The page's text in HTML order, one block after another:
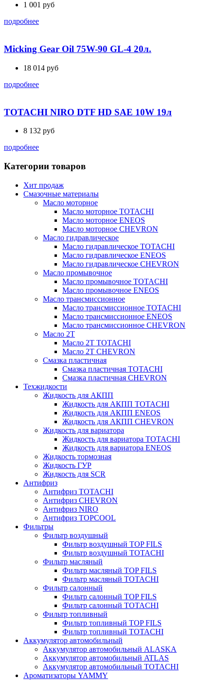
1 001 руб
подробнее
Micking Gear Oil 75W-90 GL-4 20л.
18 014 руб
подробнее
TOTACHI NIRO DTF HD SAE 10W 19л
8 132 руб
подробнее
Категории товаров
Хит продаж
Смазочные материалы
Масло моторное
Масло моторное TOTACHI
Масло моторное ENEOS
Масло моторное CHEVRON
Масло гидравлическое
Масло гидравлическое TOTACHI
Масло гидравлическое ENEOS
Масло гидравлическое CHEVRON
Масло промывочное
Масло промывочное TOTACHI
Масло промывочное ENEOS
Масло трансмиссионное
Масло трансмиссионное TOTACHI
Масло трансмиссионное ENEOS
Масло трансмиссионное CHEVRON
Масло 2Т
Масло 2Т TOTACHI
Масло 2Т CHEVRON
Смазка пластичная
Смазка пластичная TOTACHI
Смазка пластичная CHEVRON
Техжидкости
Жидкость для АКПП
Жидкость для АКПП TOTACHI
Жидкость для АКПП ENEOS
Жидкость для АКПП CHEVRON
Жидкость для вариатора
Жидкость для вариатора TOTACHI
Жидкость для вариатора ENEOS
Жидкость тормозная
Жидкость ГУР
Жидкость для SCR
Антифриз
Антифриз TOTACHI
Антифриз CHEVRON
Антифриз NIRO
Антифриз TOPCOOL
Фильтры
Фильтр воздушный
Фильтр воздушный TOP FILS
Фильтр воздушный TOTACHI
Фильтр масляный
Фильтр масляный TOP FILS
Фильтр масляный TOTACHI
Фильтр салонный
Фильтр салонный TOP FILS
Фильтр салонный TOTACHI
Фильтр топливный
Фильтр топливный TOP FILS
Фильтр топливный TOTACHI
Аккумулятор автомобильный
Аккумулятор автомобильный ALASKA
Аккумулятор автомобильный ATLAS
Аккумулятор автомобильный TOTACHI
Ароматизаторы YAMMY